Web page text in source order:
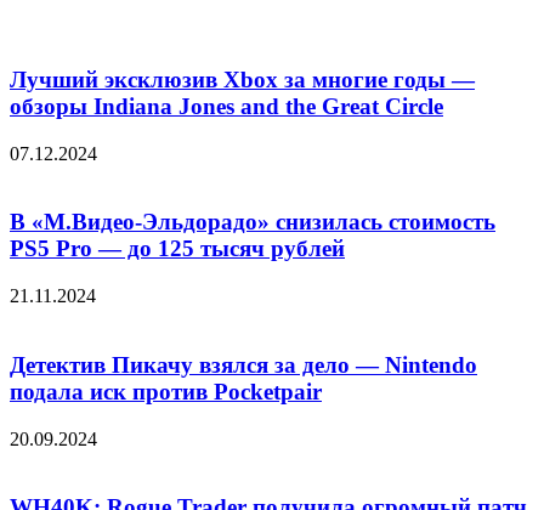
Лучший эксклюзив Xbox за многие годы —
обзоры Indiana Jones and the Great Circle
07.12.2024
В «М.Видео-Эльдорадо» снизилась стоимость
PS5 Pro — до 125 тысяч рублей
21.11.2024
Детектив Пикачу взялся за дело — Nintendo
подала иск против Pocketpair
20.09.2024